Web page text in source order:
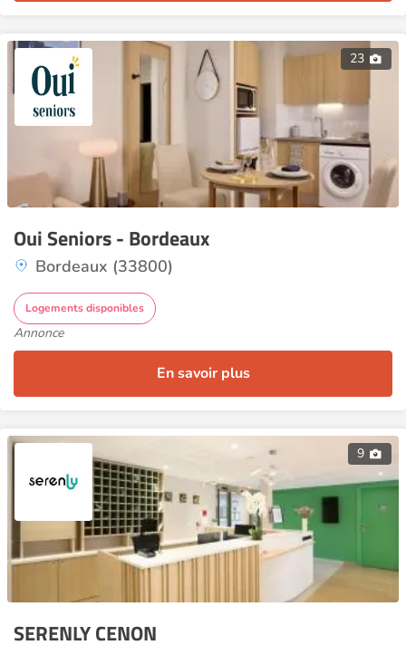
23
Oui Seniors - Bordeaux
Bordeaux (33800)
Logements disponibles
Annonce
En savoir plus
9
SERENLY CENON